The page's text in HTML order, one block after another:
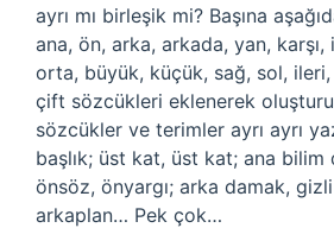
ayrı mı birleşik mi? Başına
ana, ön, arka, arkada, yan, karşı,
orta, büyük, küçük, sağ, sol,
çift sözcükleri eklenerek
sözcükler ve terimler ayrı ayrı
başlık; üst kat, üst kat; ana bilim
önsöz, önyargı; arka damak,
arkaplan… Pek çok…